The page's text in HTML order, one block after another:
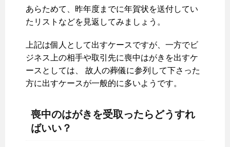
あらためて、昨年度までに年賀状を送付してい
たリストなどを見返してみましょう。
上記は個人として出すケースですが、一方でビ
ジネス上の相手や取引先に喪中はがきを出すケ
ースとしては、 故人の葬儀に参列して下さった
方に出すケースが一般的に多いようです。
喪中のはがきを受取ったらどうすれ
ばいい？